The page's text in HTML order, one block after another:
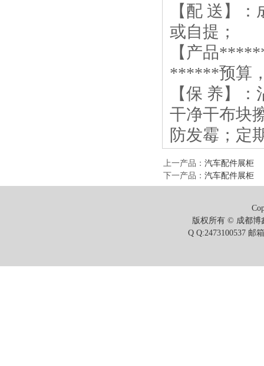
【配 送】
或自提；
【产品
******预算
【保 养】
干净干布块
防发霉；定
上一产品 ： 汽车配件展柜
下一产品 ： 汽车配件展柜
版权所有 © 成都博
Q Q:2473100537 邮